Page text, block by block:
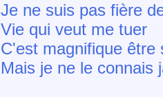
Je ne suis pas fière
Vie qui veut me tuer
C'est magnifique être
Mais je ne le connais